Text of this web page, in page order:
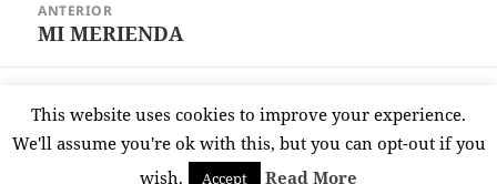
entradas
ANTERIOR
Entrada
MI MERIENDA
Entrada
siguiente:
A KIKU NO LE GUSTABA MOJARSE
This website uses cookies to improve your experience.
We'll assume you're ok with this, but you can opt-out if you
wish.
Accept Read More